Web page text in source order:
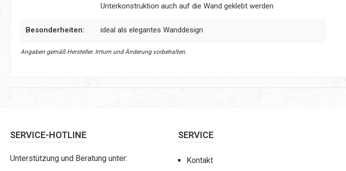
Unterkonstruktion auch auf die Wand geklebt werden
Besonderheiten: ideal als elegantes Wanddesign
Angaben gemäß Hersteller. Irrtum und Änderung vorbehalten.
SERVICE-HOTLINE
Unterstützung und Beratung unter:
SERVICE
Kontakt